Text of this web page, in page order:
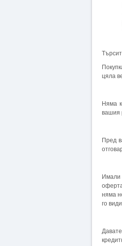
цяла
Няма
вашия
Пред
Имали
няма
го